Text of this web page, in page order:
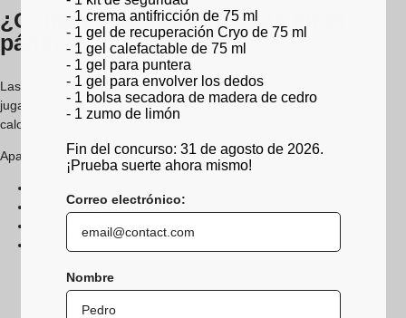
¿Cómo evitar las ampollas en el
pádel?
Las ampollas son uno de los problemas más frecuentes entre los
jugadores de pádel, especialmente durante sesiones largas o con
calor.
Aparecen principalmente debido a:
la humedad,
- 1 crema antifricción de 75 ml
- 1 gel de recuperación Cryo de 75 ml
- 1 gel calefactable de 75 ml
- 1 gel para puntera
- 1 gel para envolver los dedos
- 1 bolsa secadora de madera de cedro
- 1 zumo de limón
Fin del concurso: 31 de agosto de 2026.
¡Prueba suerte ahora mismo!
Correo electrónico:
Nombre